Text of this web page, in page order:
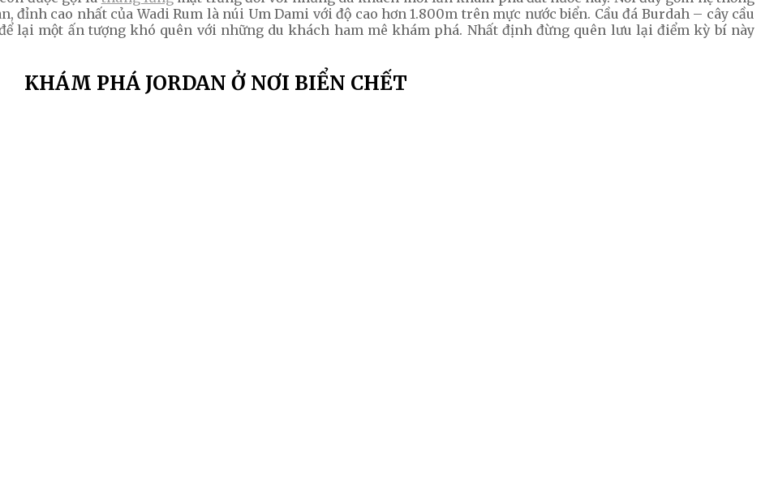
đỉnh cao nhất của Wadi Rum là núi Um Dami với độ cao hơn 1.800m trên mực nước biển. Cầu đá Burdah – cây cầu
lại một ấn tượng khó quên với những du khách ham mê khám phá. Nhất định đừng quên lưu lại điểm kỳ bí này
KHÁM PHÁ JORDAN Ở NƠI BIỂN CHẾT